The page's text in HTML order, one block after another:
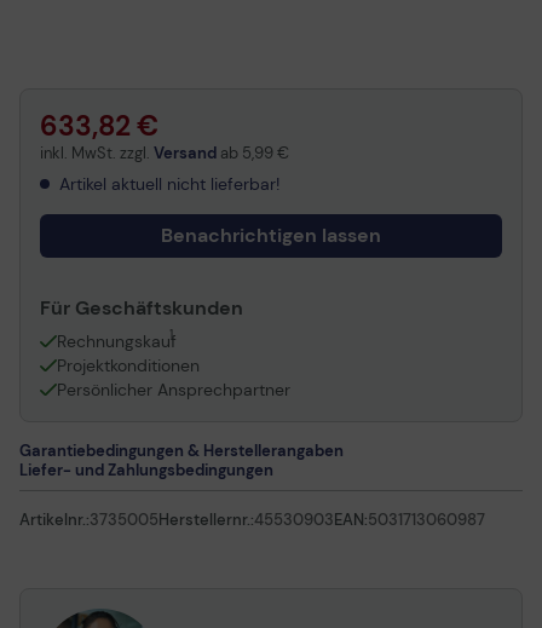
633,82 €
inkl. MwSt. zzgl. Versand ab 5,99 €
Artikel aktuell nicht lieferbar!
Benachrichtigen lassen
Für Geschäftskunden
Rechnungskauf
1
Projektkonditionen
Persönlicher Ansprechpartner
Garantiebedingungen & Herstellerangaben
Liefer- und Zahlungsbedingungen
Artikelnr.:3735005Herstellernr.:45530903EAN:5031713060987